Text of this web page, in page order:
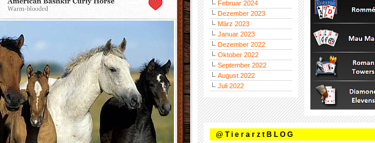
Februar 2024
Dezember 2023
März 2023
Januar 2023
Dezember 2022
Oktober 2022
September 2022
August 2022
Juli 2022
@ T i e r a r z t B L O G